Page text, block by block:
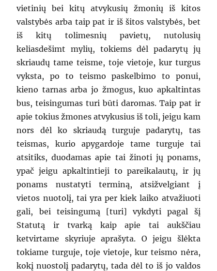
vietinių bei kitų atvykusių žmonių iš kitos
valstybės arba taip pat ir iš šitos valstybės, bet
iš kitų tolimesnių pavietų, nutolusių
keliasdešimt mylių, tokiems dėl padarytų jų
skriaudų tame teisme, toje vietoje, kur turgus
vyksta, po to teismo paskelbimo to ponui,
kieno tarnas arba jo žmogus, kuo apkaltintas
bus, teisingumas turi būti daromas. Taip pat ir
apie tokius žmones atvykusius iš toli, jeigu kam
nors dėl ko skriaudą turguje padarytų, tas
teismas, kurio apygardoje tame turguje tai
atsitiks, duodamas apie tai žinoti jų ponams,
ypač jeigu apkaltintieji to pareikalautų, ir jų
ponams nustatyti terminą, atsižvelgiant į
vietos nuotolį, tai yra per kiek laiko atvažiuoti
gali, bei teisingumą [turi] vykdyti pagal šį
Statutą ir tvarką kaip apie tai aukščiau
ketvirtame skyriuje aprašyta. O jeigu šlėkta
tokiame turguje, toje vietoje, kur teismo nėra,
kokį nuostolį padarytų, tada dėl to iš jo valdos